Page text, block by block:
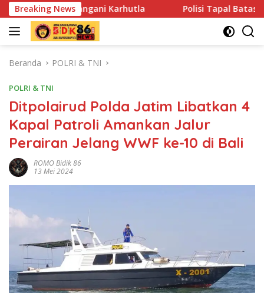
Langsung
ke
konten
Breaking News
Karhutla Polisi Tapal Batas dan Pedalaman
Beranda POLRI & TNI
POLRI & TNI
Ditpolairud Polda Jatim Libatkan 4
Kapal Patroli Amankan Jalur
Perairan Jelang WWF ke-10 di Bali
ROMO Bidik 86
13 Mei 2024